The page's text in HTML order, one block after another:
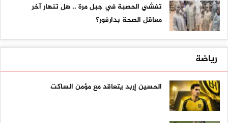
تفشي الحصبة في جبل مرة .. هل تنهار آخر
معاقل الصحة بدارفور؟
رياضة
الحسين إربد يتعاقد مع مؤمن الساكت